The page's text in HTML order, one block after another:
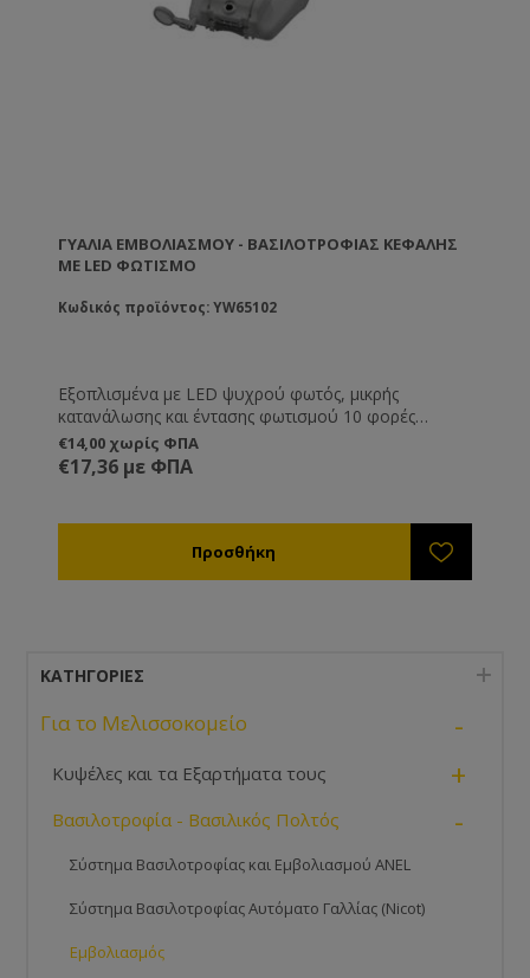
ΓΥΑΛΙΆ ΕΜΒΟΛΙΑΣΜΟΎ - ΒΑΣΙΛΟΤΡΟΦΊΑΣ ΚΕΦΑΛΉΣ
ΜΕ LED ΦΩΤΙΣΜΌ
Κωδικός προϊόντος: YW65102
Εξοπλισμένα με LED ψυχρού φωτός, μικρής
κατανάλωσης και έντασης φωτισμού 10 φορές
μεγαλύτερη από τους λαμπτήρες πυρακτώσεως. • Με
ρυθμιζόμενο σφιγκτήρα για συγκράτηση στο κεφάλι
• Με ρυθμιζόμενη κλίση δέσμης φωτός • Μεγέθυνση
τεχνητή σπερματέγχυση • Δεν Περιλαμβάνει
μπαταρίες • Απόλυτα ασφαλές και ξεκούραστο •
€14,00 χωρίς ΦΠΑ
€17,36 με ΦΠΑ
ΚΑΤΗΓΟΡΊΕΣ
Για το Μελισσοκομείο -
Κυψέλες και τα Εξαρτήματα τους +
Βασιλοτροφία - Βασιλικός Πολτός -
Σύστημα Βασιλοτροφίας και Εμβολιασμού ANEL
Σύστημα Βασιλοτροφίας Αυτόματο Γαλλίας (Nicot)
Εμβολιασμός